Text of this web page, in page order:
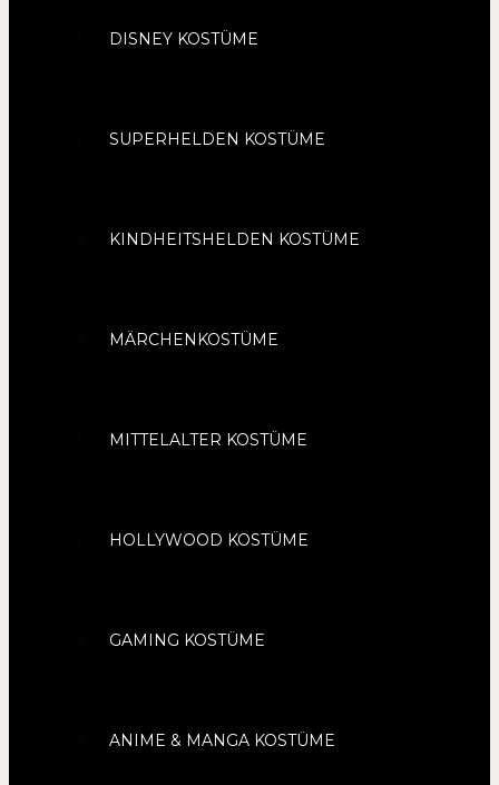
DISNEY KOSTÜME
SUPERHELDEN KOSTÜME
KINDHEITSHELDEN KOSTÜME
MÄRCHENKOSTÜME
MITTELALTER KOSTÜME
HOLLYWOOD KOSTÜME
GAMING KOSTÜME
ANIME & MANGA KOSTÜME